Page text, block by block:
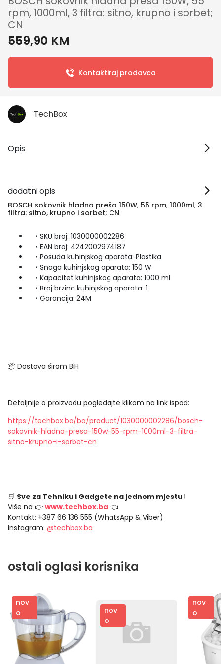
rpm, 1000ml, 3 filtra: sitno, krupno i sorbet;
CN
559,90 KM
Kontaktiraj prodavca
TechBox
Opis
dodatni opis
BOSCH sokovnik hladna preša 150W, 55 rpm, 1000ml, 3
filtra: sitno, krupno i sorbet; CN
• SKU broj: 1030000002286
• EAN broj: 4242002974187
• Posuda kuhinjskog aparata: Plastika
• Snaga kuhinjskog aparata: 150 W
• Kapacitet kuhinjskog aparata: 1000 ml
• Broj brzina kuhinjskog aparata: 1
• Garancija: 24M
📦 Dostava širom BiH
Detaljnije o proizvodu pogledajte klikom na link ispod:
https://techbox.ba/ba/product/1030000002286/bosch-
sokovnik-hladna-presa-150w-55-rpm-1000ml-3-filtra-
sitno-krupno-i-sorbet-cn
🛒 Sve za Tehniku i Gadgete na jednom mjestu!
Više na 👉 www.techbox.ba 👈
Kontakt: +387 66 136 555 (WhatsApp & Viber)
Instagram: @techbox.ba
ostali oglasi korisnika
nov
o
nov
o
nov
o